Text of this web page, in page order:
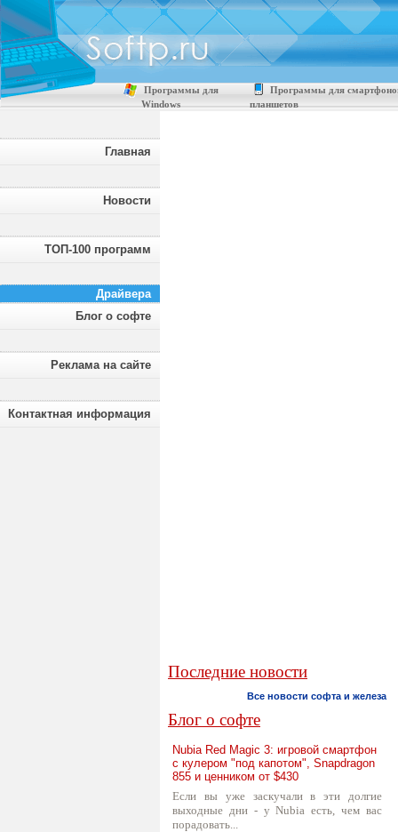
Программы для
Windows
Программы для
планшетов
Главная
Новости
ТОП-100 программ
Драйвера
Блог о софте
Реклама на сайте
Контактная информация
Последние новости
Все новости софта и железа
Блог о софте
Nubia Red Magic 3: игровой смартфон
с кулером "под капотом", Snapdragon
855 и ценником от $430
Если вы уже заскучали в эти долгие
выходные дни - у Nubia есть, чем вас
порадовать...